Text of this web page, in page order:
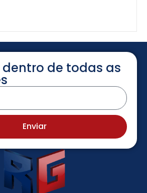
dentro de todas as
Enviar